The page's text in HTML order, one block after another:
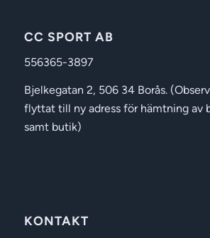
CC SPORT AB
556365-3897
Bjelkegatan 2, 506 34 Borås.
flyttat till ny adress för hämtning av
samt butik)
KONTAKT